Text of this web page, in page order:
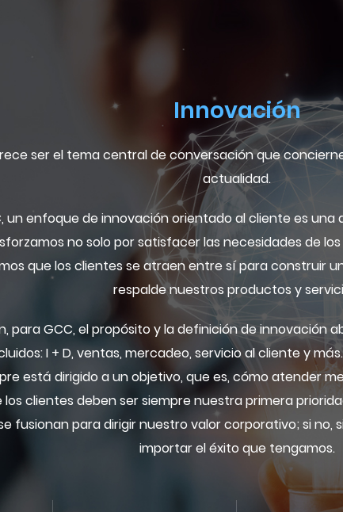
Innovación
ser el tema central de conversación que
actualidad.
un enfoque de innovación orientado al cliente es
no solo por satisfacer las necesidades de
que los clientes se atraen entre sí para construir
respalde nuestros productos y
para GCC, el propósito y la definición de innovación
I + D, ventas, mercadeo, servicio al cliente y
está dirigido a un objetivo, que es, cómo atender
clientes deben ser siempre nuestra primera
fusionan para dirigir nuestro valor corporativo; si no,
importar el éxito que tengamos.